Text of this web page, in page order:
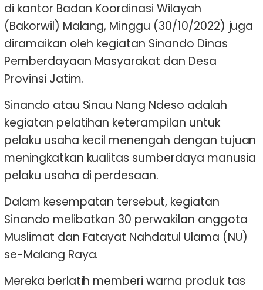
di kantor Badan Koordinasi Wilayah
(Bakorwil) Malang, Minggu (30/10/2022) juga
diramaikan oleh kegiatan Sinando Dinas
Pemberdayaan Masyarakat dan Desa
Provinsi Jatim.
Sinando atau Sinau Nang Ndeso adalah
kegiatan pelatihan keterampilan untuk
pelaku usaha kecil menengah dengan tujuan
meningkatkan kualitas sumberdaya manusia
pelaku usaha di perdesaan.
Dalam kesempatan tersebut, kegiatan
Sinando melibatkan 30 perwakilan anggota
Muslimat dan Fatayat Nahdatul Ulama (NU)
se-Malang Raya.
Mereka berlatih memberi warna produk tas